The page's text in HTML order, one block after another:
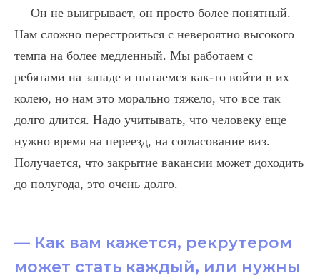
— Он не выигрывает, он просто более понятный.
Нам сложно перестроиться с невероятно высокого
темпа на более медленный. Мы работаем с
ребятами на западе и пытаемся как-то войти в их
колею, но нам это морально тяжело, что все так
долго длится. Надо учитывать, что человеку еще
нужно время на переезд, на согласование виз.
Получается, что закрытие вакансии может доходить
до полугода, это очень долго.
— Как вам кажется, рекрутером
может стать каждый, или нужны